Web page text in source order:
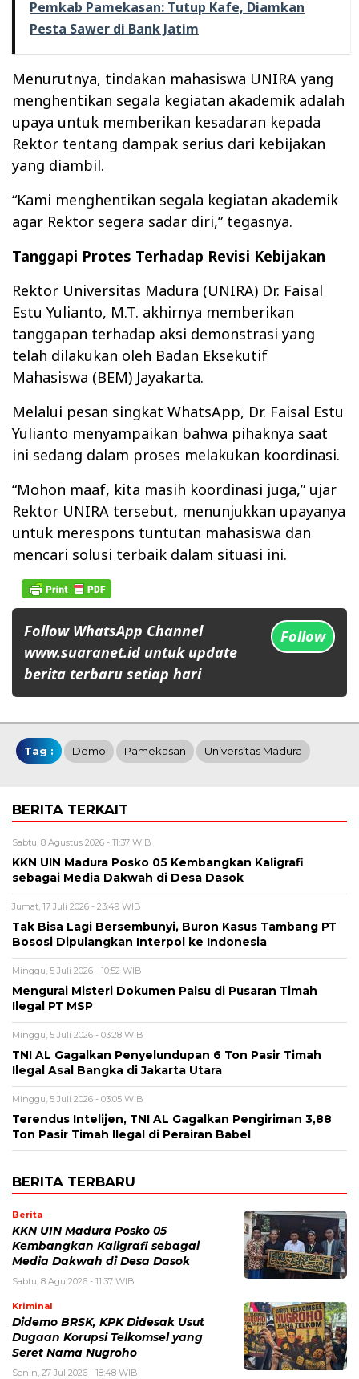
Pemkab Pamekasan: Tutup Kafe, Diamkan
Pesta Sawer di Bank Jatim
Menurutnya, tindakan mahasiswa UNIRA yang
menghentikan segala kegiatan akademik adalah
upaya untuk memberikan kesadaran kepada
Rektor tentang dampak serius dari kebijakan
yang diambil.
“Kami menghentikan segala kegiatan akademik
agar Rektor segera sadar diri,” tegasnya.
Tanggapi Protes Terhadap Revisi Kebijakan
Rektor Universitas Madura (UNIRA) Dr. Faisal
Estu Yulianto, M.T. akhirnya memberikan
tanggapan terhadap aksi demonstrasi yang
telah dilakukan oleh Badan Eksekutif
Mahasiswa (BEM) Jayakarta.
Melalui pesan singkat WhatsApp, Dr. Faisal Estu
Yulianto menyampaikan bahwa pihaknya saat
ini sedang dalam proses melakukan koordinasi.
“Mohon maaf, kita masih koordinasi juga,” ujar
Rektor UNIRA tersebut, menunjukkan upayanya
untuk merespons tuntutan mahasiswa dan
mencari solusi terbaik dalam situasi ini.
Follow WhatsApp Channel
www.suaranet.id untuk update
berita terbaru setiap hari
Follow
Tag : Demo Pamekasan Universitas Madura
BERITA TERKAIT
Sabtu, 8 Agustus 2026 - 11:37 WIB
KKN UIN Madura Posko 05 Kembangkan Kaligrafi
sebagai Media Dakwah di Desa Dasok
Jumat, 17 Juli 2026 - 23:49 WIB
Tak Bisa Lagi Bersembunyi, Buron Kasus Tambang PT
Bososi Dipulangkan Interpol ke Indonesia
Minggu, 5 Juli 2026 - 10:52 WIB
Mengurai Misteri Dokumen Palsu di Pusaran Timah
Ilegal PT MSP
Minggu, 5 Juli 2026 - 03:28 WIB
TNI AL Gagalkan Penyelundupan 6 Ton Pasir Timah
Ilegal Asal Bangka di Jakarta Utara
Minggu, 5 Juli 2026 - 03:05 WIB
Terendus Intelijen, TNI AL Gagalkan Pengiriman 3,88
Ton Pasir Timah Ilegal di Perairan Babel
BERITA TERBARU
Berita
KKN UIN Madura Posko 05
Kembangkan Kaligrafi sebagai
Media Dakwah di Desa Dasok
Sabtu, 8 Agu 2026 - 11:37 WIB
Kriminal
Didemo BRSK, KPK Didesak Usut
Dugaan Korupsi Telkomsel yang
Seret Nama Nugroho
Senin, 27 Jul 2026 - 18:48 WIB